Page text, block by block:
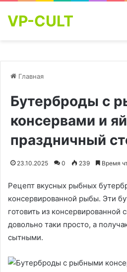
VP-CULT
Главная
Бутерброды с
консервами и
праздничный
23.10.2025 0 239 Время
Рецепт вкусных рыбных
консервированной рыбы. Эти
готовить из консервированной
довольно таки просто, а
сытными.